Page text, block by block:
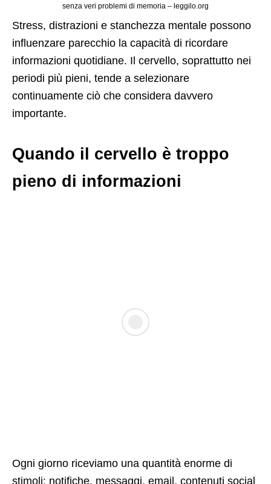
senza veri problemi di memoria – leggilo.org
Stress, distrazioni e stanchezza mentale possono
influenzare parecchio la capacità di ricordare
informazioni quotidiane. Il cervello, soprattutto nei
periodi più pieni, tende a selezionare
continuamente ciò che considera davvero
importante.
Quando il cervello è troppo
pieno di informazioni
Ogni giorno riceviamo una quantità enorme di
stimoli: notifiche, messaggi, email, contenuti social